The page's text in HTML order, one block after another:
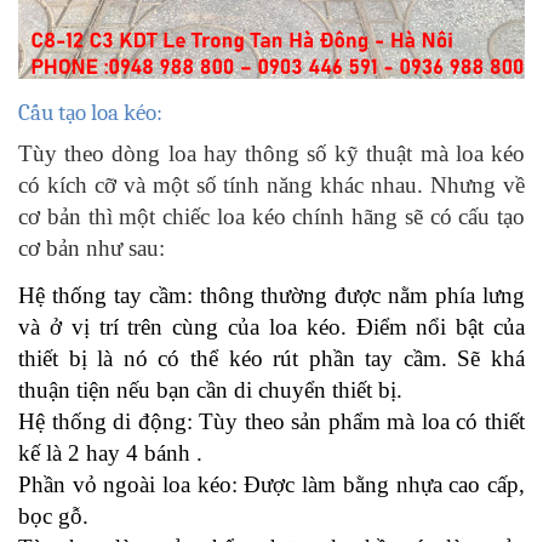
Cấu tạo loa kéo:
Tùy theo dòng loa hay thông số kỹ thuật mà loa kéo
có kích cỡ và một số tính năng khác nhau. Nhưng về
cơ bản thì một chiếc loa kéo chính hãng sẽ có cấu tạo
cơ bản như sau:
Hệ thống tay cầm: thông thường được nằm phía lưng
và ở vị trí trên cùng của loa kéo. Điểm nổi bật của
thiết bị là nó có thể kéo rút phần tay cầm. Sẽ khá
thuận tiện nếu bạn cần di chuyển thiết bị.
Hệ thống di động: Tùy theo sản phẩm mà loa có thiết
kế là 2 hay 4 bánh .
Phần vỏ ngoài loa kéo: Được làm bằng nhựa cao cấp,
bọc gỗ.